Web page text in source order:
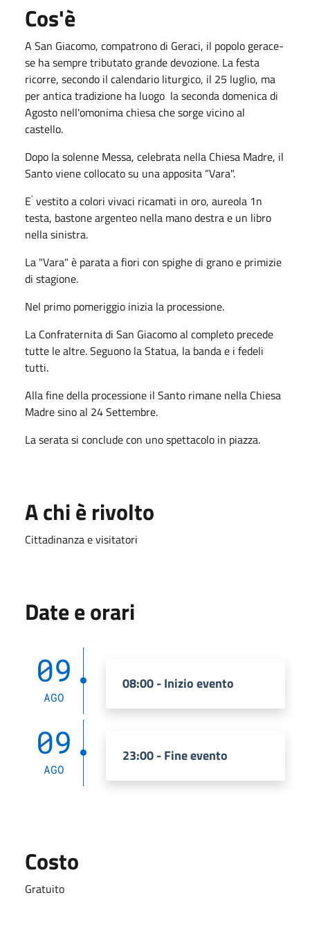
Cos'è
A San Giacomo, compatrono di Geraci, il popolo gerace­
se ha sempre tributato grande devozione. La festa
ricorre, secondo il calendario liturgico, il 25 luglio, ma
per antica tradizione ha luogo la seconda domenica di
Agosto nell'o­monima chiesa che sorge vicino al
castello.
Dopo la solenne Messa, celebrata nella Chiesa Madre, il
Santo viene collocato su una apposita “Vara".
E' vestito a colori vivaci ricamati in oro, aureola 1n
testa, bastone argenteo nella mano destra e un libro
nella sinistra.
La "Vara" è parata a fiori con spighe di grano e pri­mizie
di stagione.
Nel primo pomeriggio inizia la processione.
La Confraternita di San Giacomo al completo precede
tutte le altre. Seguono la Statua, la banda e i fede­li
tutti.
Alla fine della processione il Santo rimane nella Chiesa
Madre sino al 24 Settembre.
La serata si conclude con uno spettacolo in piazza.
A chi è rivolto
Cittadinanza e visitatori
Date e orari
09
AGO
08:00 - Inizio evento
09
AGO
23:00 - Fine evento
Costo
Gratuito